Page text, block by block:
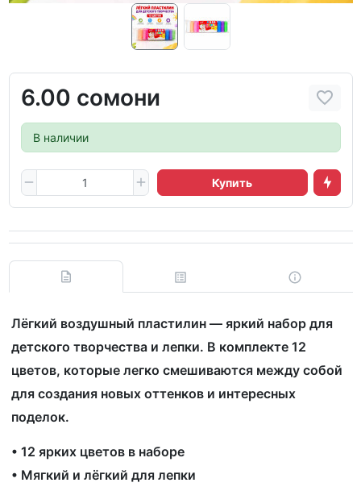
6.00 сомони
В наличии
Купить
Лёгкий воздушный пластилин — яркий набор для
детского творчества и лепки. В комплекте 12
цветов, которые легко смешиваются между собой
для создания новых оттенков и интересных
поделок.
• 12 ярких цветов в наборе
• Мягкий и лёгкий для лепки